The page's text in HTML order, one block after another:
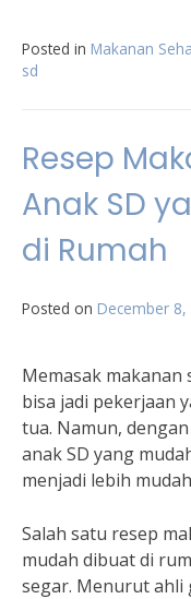
Posted in Makanan
sd
Resep
Anak SD
di Rumah
Posted on December
Memasak makanan
bisa jadi pekerjaan
tua. Namun,
anak SD yang
menjadi lebih
Salah satu resep
mudah dibuat di
segar. Menurut ahli